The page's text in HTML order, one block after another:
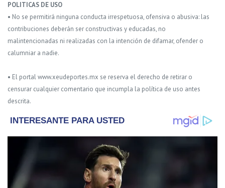
POLITICAS DE USO
• No se permitirá ninguna conducta irrespetuosa, ofensiva o abusiva: las
contribuciones deberán ser constructivas y educadas, no
malintencionadas ni realizadas con la intención de difamar, ofender o
calumniar a nadie.
• El portal www.xeudeportes.mx se reserva el derecho de retirar o
censurar cualquier comentario que incumpla la política de uso antes
descrita.